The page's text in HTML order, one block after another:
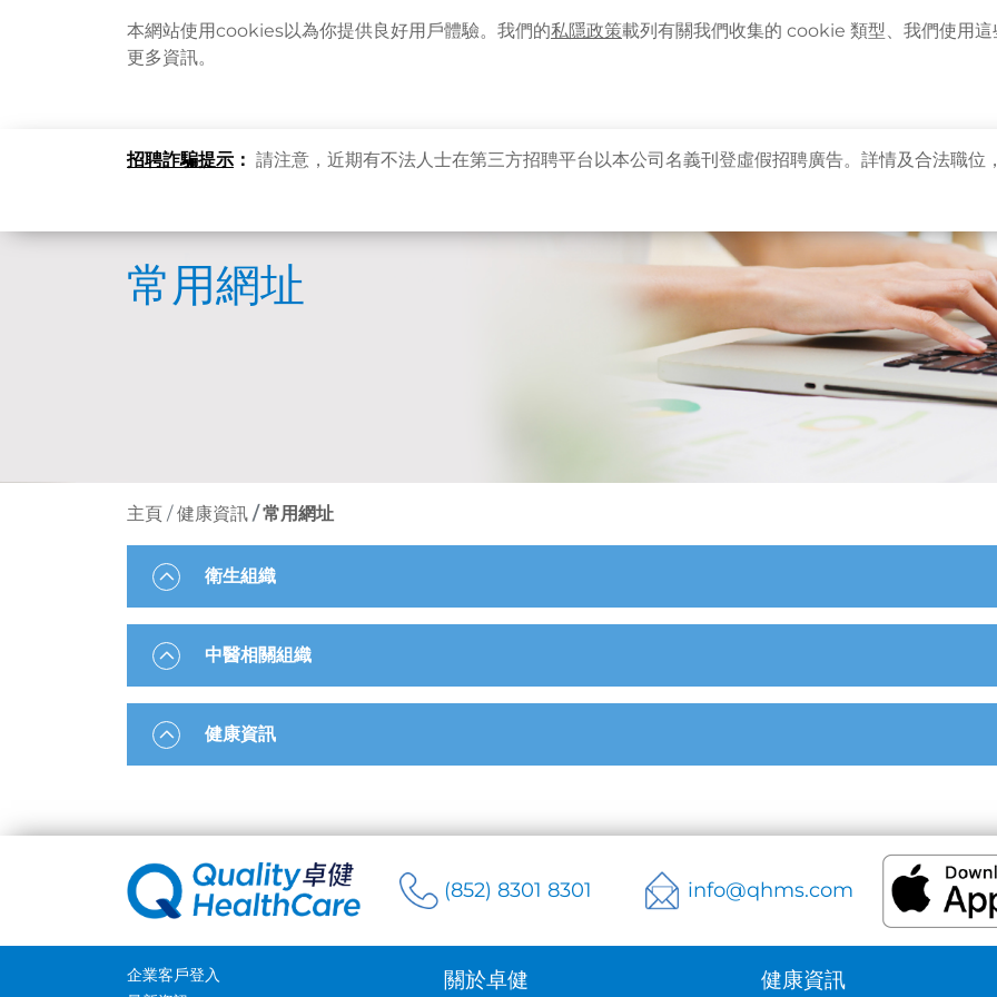
本網站使用cookies以為你提供良好用戶體驗。我們的私隱政策載列有關我們收集的 cookie 類型、我們使用
更多資訊。
招聘詐騙提示 ： 請注意，近期有不法人士在第三方招聘平台以本公司名義刊登虛假招聘廣告。詳情及合法職位
語言 企業客戶登入 最新資訊
常用網址
主頁 健康資訊 常用網址
衛生組織
中醫相關組織
健康資訊
(852) 8301 8301 info@qhms.com
企業客戶登入
關於卓健 健康資訊